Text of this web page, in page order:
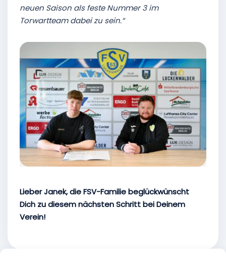
neuen Saison als feste Nummer 3 im
Torwartteam dabei zu sein.“
Lieber Janek, die FSV-Familie beglückwünscht
Dich zu diesem nächsten Schritt bei Deinem
Verein!